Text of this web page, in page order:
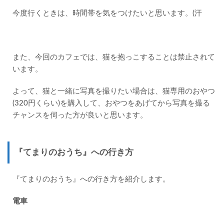
今度行くときは、時間帯を気をつけたいと思います。(汗
また、今回のカフェでは、猫を抱っこすることは禁止されて
います。
よって、猫と一緒に写真を撮りたい場合は、猫専用のおやつ
(320円くらい)を購入して、おやつをあげてから写真を撮る
チャンスを伺った方が良いと思います。
『てまりのおうち』への行き方
『てまりのおうち』への行き方を紹介します。
電車